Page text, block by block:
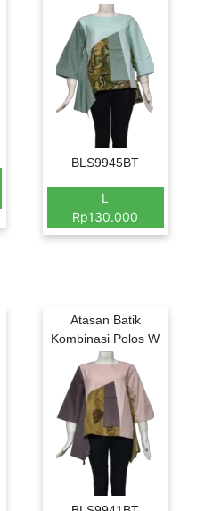
BLS9945BT
L
Rp130.000
Atasan Batik
Kombinasi Polos W